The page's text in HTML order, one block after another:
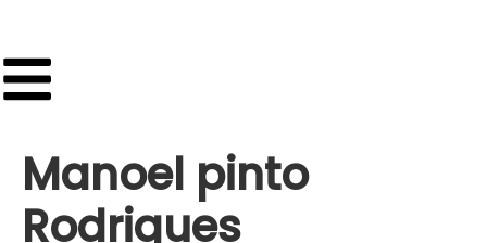
Manoel pinto
Rodrigues